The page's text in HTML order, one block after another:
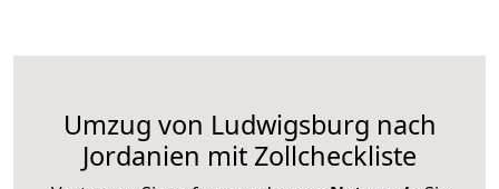
Umzug von Ludwigsburg nach
Jordanien mit Zollcheckliste